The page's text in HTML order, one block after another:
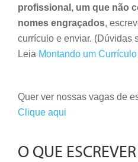
profissional, um que não
nomes engraçados,
currículo e enviar. (Dúvidas
Leia Montando um
Quer ver nossas vagas de
Clique aqui
O QUE